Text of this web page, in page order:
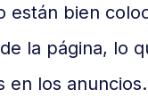
están bien
la página, lo
en los anuncios.